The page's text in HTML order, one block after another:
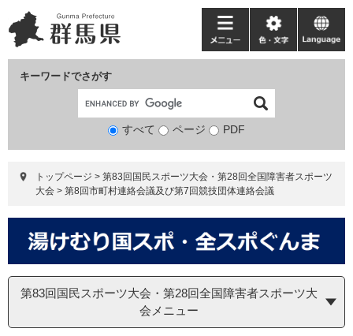
ー
ジ
ニ
ュ
て
キーワードでさがす
検
象
すべて ページ PDF
メ
ニ
ー
色・
文
language
トップページ > 第83回国民スポーツ大会・第28回全国障害者スポーツ
大会 > 第8回市町村連絡会議及び第7回競技団体連絡会議
第83回国民スポーツ大会・第28回全国障害者スポーツ大
会メニュー